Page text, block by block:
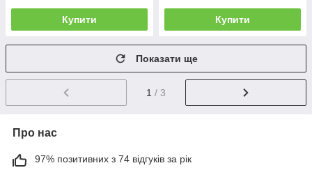
Купити Купити
Показати ще
1 / 3
Про нас
97% позитивних з 74 відгуків за рік